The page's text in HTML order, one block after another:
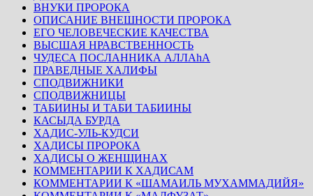
ВНУКИ ПРОРОКА
ОПИСАНИЕ ВНЕШНОСТИ ПРОРОКА
ЕГО ЧЕЛОВЕЧЕСКИЕ КАЧЕСТВА
ВЫСШАЯ НРАВСТВЕННОСТЬ
ЧУДЕСА ПОСЛАННИКА АЛЛАhА
ПРАВЕДНЫЕ ХАЛИФЫ
СПОДВИЖНИКИ
СПОДВИЖНИЦЫ
ТАБИИНЫ И ТАБИ ТАБИИНЫ
КАСЫДА БУРДА
ХАДИС-УЛЬ-КУДСИ
ХАДИСЫ ПРОРОКА
ХАДИСЫ О ЖЕНЩИНАХ
КОММЕНТАРИИ К ХАДИСАМ
КОММЕНТАРИИ К «ШАМАИЛЬ МУХАММАДИЙЯ»